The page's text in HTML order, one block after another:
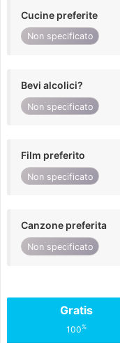
Cucine preferite
Non specificato
Bevi alcolici?
Non specificato
Film preferito
Non specificato
Canzone preferita
Non specificato
Gratis
100%